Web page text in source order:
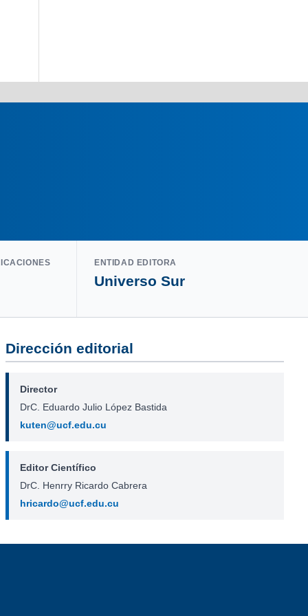
ENTIDAD EDITORA
Universo Sur
Dirección editorial
Director
DrC. Eduardo Julio López Bastida
kuten@ucf.edu.cu
Editor Científico
DrC. Henrry Ricardo Cabrera
hricardo@ucf.edu.cu